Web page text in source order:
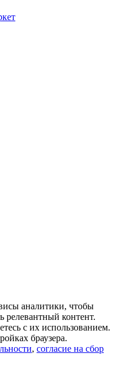
аналитики, чтобы
релевантный контент.
с их использованием.
браузера.
, согласие на сбор